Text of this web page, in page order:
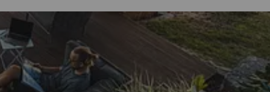
Trusted Shops
4,81/ 5